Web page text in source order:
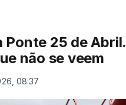
Ponte 25 de Abril.
não se veem
08:37